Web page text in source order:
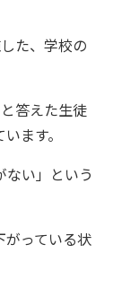
た、学校の
答えた生徒
ます。
ない」という
がっている状